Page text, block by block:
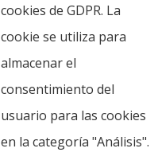
cookies de GDPR. La
cookie se utiliza para
almacenar el
consentimiento del
usuario para las cookies
en la categoría "Análisis".